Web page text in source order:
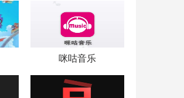
咪咕音乐